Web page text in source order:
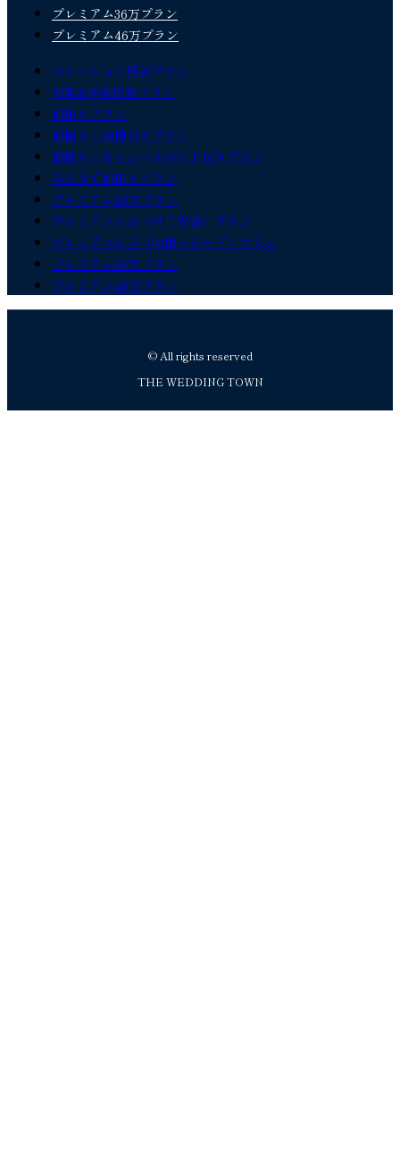
プレミアム36万プラン
プレミアム46万プラン
ロケーション撮影プラン
和装&洋装撮影プラン
前撮りプラン
前撮り＋映像付きプラン
前撮り＋キャンバスボード付きプラン
みんなで前撮りプラン
プレミアム26万プラン
プレミアム31万（当日衣装）プラン
プレミアム31万（映像＋ボード）プラン
プレミアム36万プラン
プレミアム46万プラン
© All rights reserved
THE WEDDING TOWN